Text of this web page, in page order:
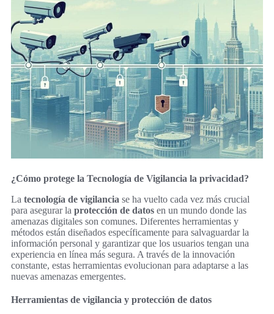
¿Cómo protege la Tecnología de Vigilancia la privacidad?
La tecnología de vigilancia se ha vuelto cada vez más crucial
para asegurar la protección de datos en un mundo donde las
amenazas digitales son comunes. Diferentes herramientas y
métodos están diseñados específicamente para salvaguardar la
información personal y garantizar que los usuarios tengan una
experiencia en línea más segura. A través de la innovación
constante, estas herramientas evolucionan para adaptarse a las
nuevas amenazas emergentes.
Herramientas de vigilancia y protección de datos